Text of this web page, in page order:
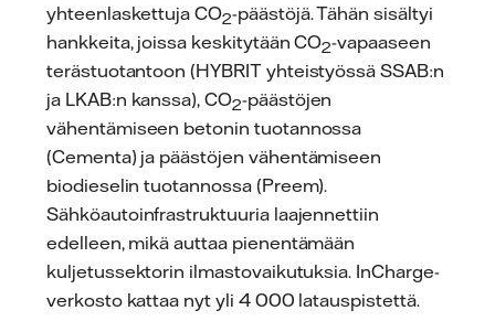
yhteenlaskettuja CO2-päästöjä. Tähän sisältyi
hankkeita, joissa keskitytään CO2-vapaaseen
terästuotantoon (HYBRIT yhteistyössä SSAB:n
ja LKAB:n kanssa), CO2-päästöjen
vähentämiseen betonin tuotannossa
(Cementa) ja päästöjen vähentämiseen
biodieselin tuotannossa (Preem).
Sähköautoinfrastruktuuria laajennettiin
edelleen, mikä auttaa pienentämään
kuljetussektorin ilmastovaikutuksia. InCharge-
verkosto kattaa nyt yli 4 000 latauspistettä.